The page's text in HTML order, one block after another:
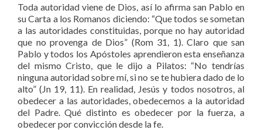
Toda autoridad viene de Dios, así lo afirma san Pablo en
su Carta a los Romanos diciendo: “Que todos se sometan
a las autoridades constituidas, porque no hay autoridad
que no provenga de Dios” (Rom 31, 1). Claro que san
Pablo y todos los Apóstoles aprendieron esta enseñanza
del mismo Cristo, que le dijo a Pilatos: “No tendrías
ninguna autoridad sobre mí, si no se te hubiera dado de lo
alto” (Jn 19, 11). En realidad, Jesús y todos nosotros, al
obedecer a las autoridades, obedecemos a la autoridad
del Padre. Qué distinto es obedecer por la fuerza, a
obedecer por convicción desde la fe.